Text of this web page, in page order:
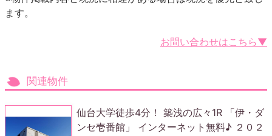
ます。
お問い合わせはこちら▼
関連物件
仙台大学徒歩4分！ 築浅の広々1R 「伊・ダ
ンセ壱番館」 インターネット無料♪ ２０２